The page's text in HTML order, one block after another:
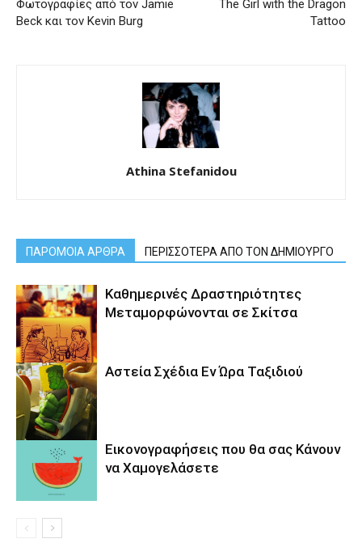
Φωτογραφίες από τον Jamie
Beck και τον Kevin Burg
The Girl with the Dragon
Tattoo
Athina Stefanidou
ΠΑΡΟΜΟΙΑ ΑΡΘΡΑ ΠΕΡΙΣΣΟΤΕΡΑ ΑΠΟ ΤΟΝ ΔΗΜΙΟΥΡΓΟ
Καθημερινές Δραστηριότητες
Μεταμορφώνονται σε Σκίτσα
Αστεία Σχέδια Εν Ώρα Ταξιδιού
Εικονογραφήσεις που θα σας Κάνουν
να Χαμογελάσετε